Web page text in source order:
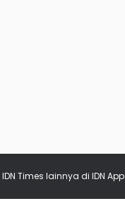
IDN Times lainnya di IDN App